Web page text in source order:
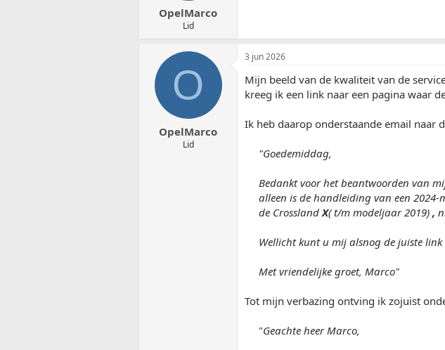
:
OpelMarco
Lid
O
OpelMarco
Lid
3 jun 2026
Mijn beeld van de kwaliteit van de
kreeg ik een link naar een pagina waar
Ik heb daarop onderstaande email naar
"Goedemiddag,
Bedankt voor het beantwoorden van
alleen is de handleiding van een
de CrosslandX( t/m modeljaar 2019) ,
Wellicht kunt u mij alsnog de juiste link
Met vriendelijke groet, Marco"
Tot mijn verbazing ontving ik zojuist
"Geachte heer Marco,